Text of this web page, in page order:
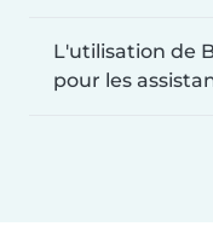
L'utilisation de
pour les